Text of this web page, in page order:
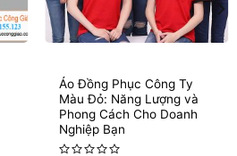
Áo Đồng Phục Công Ty
Màu Đỏ: Năng Lượng và
Phong Cách Cho Doanh
Nghiệp Bạn